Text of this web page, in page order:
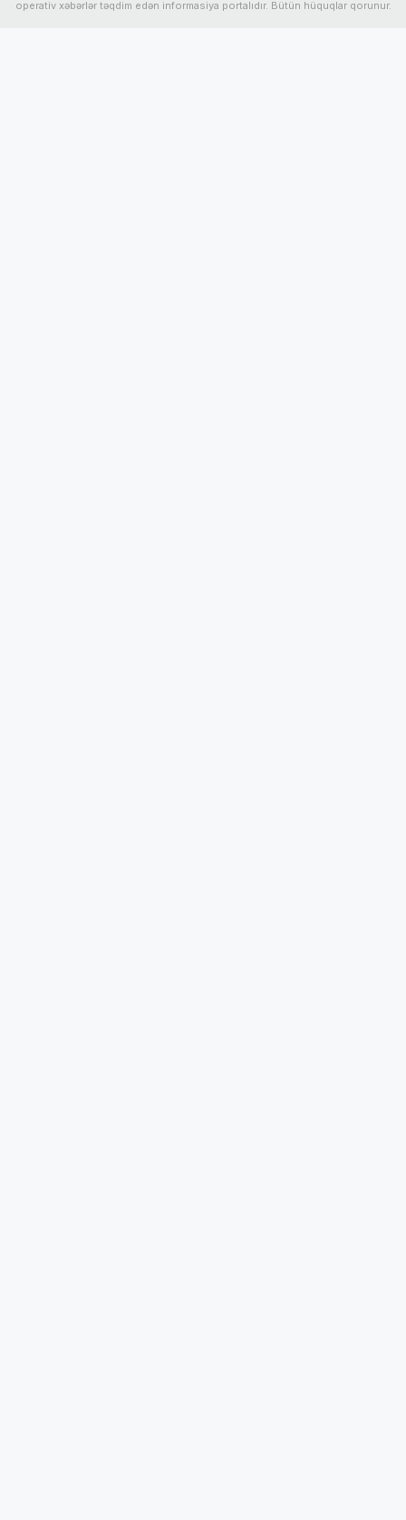
operativ xəbərlər təqdim edən informasiya portalıdır. Bütün hüquqlar qorunur.